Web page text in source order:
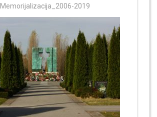
Memorijalizacija_2006-2019